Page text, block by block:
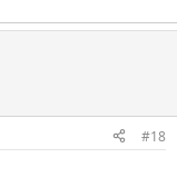
#18